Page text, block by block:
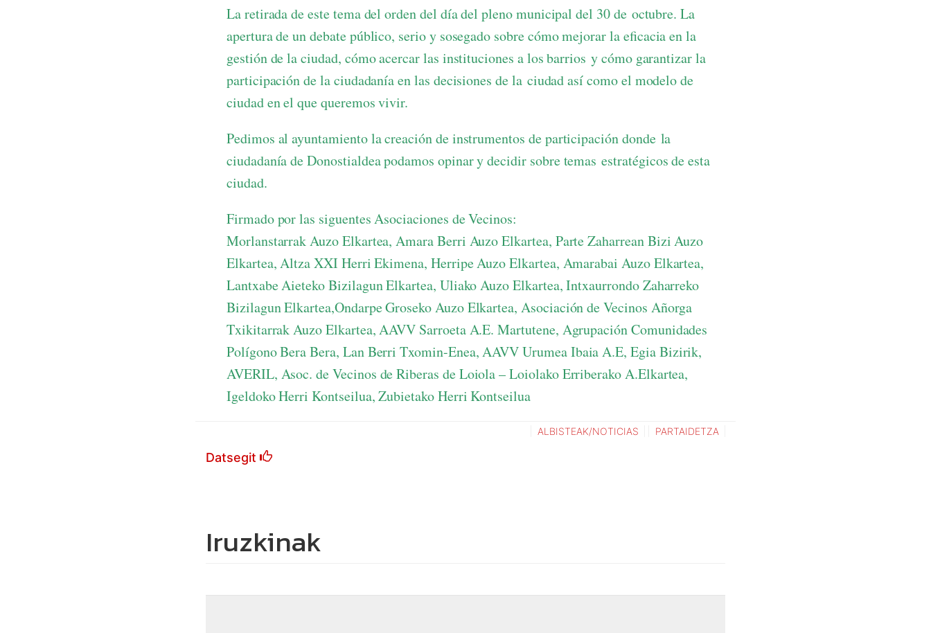
La retirada de este tema del orden del día del pleno municipal del 30 de octubre. La
apertura de un debate público, serio y sosegado sobre cómo mejorar la eficacia en la
gestión de la ciudad, cómo acercar las instituciones a los barrios y cómo garantizar la
participación de la ciudadanía en las decisiones de la ciudad así como el modelo de
ciudad en el que queremos vivir.
Pedimos al ayuntamiento la creación de instrumentos de participación donde la
ciudadanía de Donostialdea podamos opinar y decidir sobre temas estratégicos de esta
ciudad.
Firmado por las siguentes Asociaciones de Vecinos:
Morlanstarrak Auzo Elkartea, Amara Berri Auzo Elkartea, Parte Zaharrean Bizi Auzo
Elkartea, Altza XXI Herri Ekimena, Herripe Auzo Elkartea, Amarabai Auzo Elkartea,
Lantxabe Aieteko Bizilagun Elkartea, Uliako Auzo Elkartea, Intxaurrondo Zaharreko
Bizilagun Elkartea,Ondarpe Groseko Auzo Elkartea, Asociación de Vecinos Añorga
Txikitarrak Auzo Elkartea, AAVV Sarroeta A.E. Martutene, Agrupación Comunidades
Polígono Bera Bera, Lan Berri Txomin-Enea, AAVV Urumea Ibaia A.E, Egia Bizirik,
AVERIL, Asoc. de Vecinos de Riberas de Loiola – Loiolako Erriberako A.Elkartea,
Igeldoko Herri Kontseilua, Zubietako Herri Kontseilua
Datsegit
ALBISTEAK/NOTICIAS PARTAIDETZA
Iruzkinak